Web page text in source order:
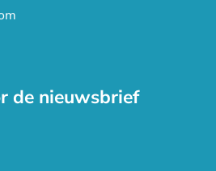
de nieuwsbrief